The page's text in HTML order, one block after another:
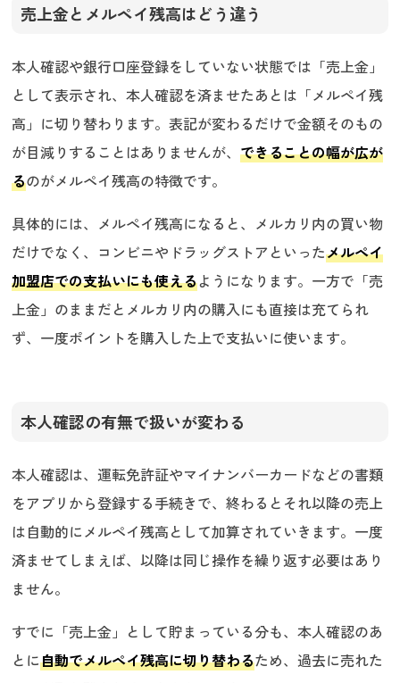
売上金とメルペイ残高はどう違う
本人確認や銀行口座登録をしていない状態では「売上金」
として表示され、本人確認を済ませたあとは「メルペイ残
高」に切り替わります。表記が変わるだけで金額そのもの
が目減りすることはありませんが、できることの幅が広が
るのがメルペイ残高の特徴です。
具体的には、メルペイ残高になると、メルカリ内の買い物
だけでなく、コンビニやドラッグストアといったメルペイ
加盟店での支払いにも使えるようになります。一方で「売
上金」のままだとメルカリ内の購入にも直接は充てられ
ず、一度ポイントを購入した上で支払いに使います。
本人確認の有無で扱いが変わる
本人確認は、運転免許証やマイナンバーカードなどの書類
をアプリから登録する手続きで、終わるとそれ以降の売上
は自動的にメルペイ残高として加算されていきます。一度
済ませてしまえば、以降は同じ操作を繰り返す必要はあり
ません。
すでに「売上金」として貯まっている分も、本人確認のあ
とに自動でメルペイ残高に切り替わるため、過去に売れた